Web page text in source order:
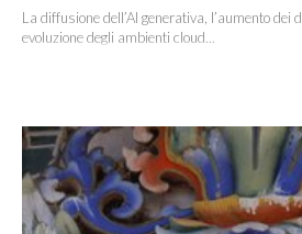
La diffusione dell’AI generativa, l’aumento dei
evoluzione degli ambienti cloud...